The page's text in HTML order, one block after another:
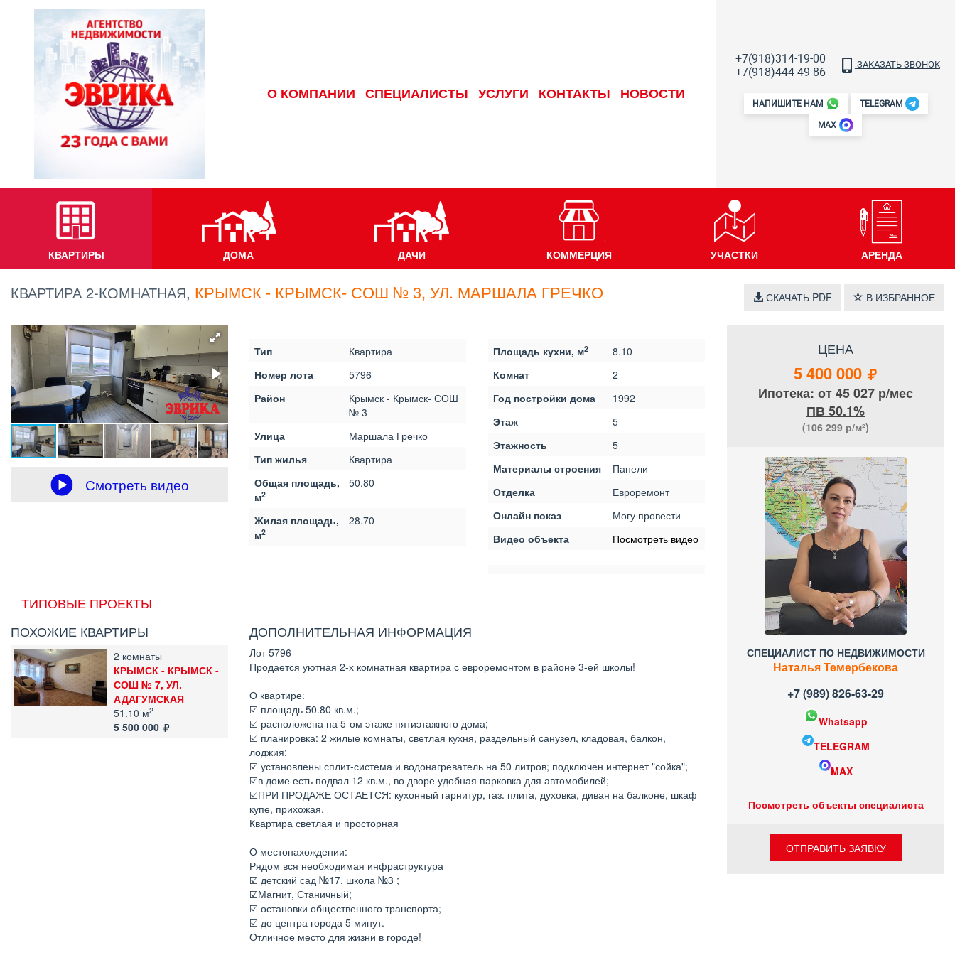
О КОМПАНИИ СПЕЦИАЛИСТЫ УСЛУГИ КОНТАКТЫ НОВОСТИ
+7(918)314-19-00
+7(918)444-49-86
ЗАКАЗАТЬ ЗВОНОК
НАПИШИТЕ НАМ TELEGRAM
MAX
КВАРТИРЫ ДОМА ДАЧИ КОММЕРЦИЯ УЧАСТКИ АРЕНДА
КВАРТИРА 2-КОМНАТНАЯ, КРЫМСК - КРЫМСК- СОШ № 3, УЛ. МАРШАЛА ГРЕЧКО СКАЧАТЬ PDF В ИЗБРАННОЕ
Смотреть видео
Тип
Квартира
Номер лота
5796
Район
Крымск - Крымск- СОШ
№ 3
Улица
Маршала Гречко
Тип жилья
Квартира
Общая площадь,
м2
50.80
Жилая площадь,
м2
28.70
Площадь кухни, м2
8.10
Комнат
2
Год постройки дома
1992
Этаж
5
Этажность
5
Материалы строения
Панели
Отделка
Евроремонт
Онлайн показ
Могу провести
Видео объекта
Посмотреть видео
ЦЕНА
5 400 000
Ипотека: от 45 027 р/мес
ПВ 50.1%
(106 299 р/м²)
СПЕЦИАЛИСТ ПО НЕДВИЖИМОСТИ
Наталья Темербекова
+7 (989) 826-63-29
Whatsapp
TELEGRAM
MAX
Посмотреть объекты специалиста
ОТПРАВИТЬ ЗАЯВКУ
ТИПОВЫЕ ПРОЕКТЫ
ДОПОЛНИТЕЛЬНАЯ ИНФОРМАЦИЯ
Лот 5796
Продается уютная 2-х комнатная квартира с евроремонтом в районе 3-ей школы!
О квартире:
☑️ площадь 50.80 кв.м.;
☑️ расположена на 5-ом этаже пятиэтажного дома;
☑️ планировка: 2 жилые комнаты, светлая кухня, раздельный санузел, кладовая, балкон,
лоджия;
☑️ установлены сплит-система и водонагреватель на 50 литров; подключен интернет "сойка";
☑️в доме есть подвал 12 кв.м., во дворе удобная парковка для автомобилей;
☑️ПРИ ПРОДАЖЕ ОСТАЕТСЯ: кухонный гарнитур, газ. плита, духовка, диван на балконе, шкаф
купе, прихожая.
Квартира светлая и просторная
О местонахождении:
Рядом вся необходимая инфраструктура
☑️ детский сад №17, школа №3 ;
☑️Магнит, Станичный;
☑️ остановки общественного транспорта;
☑️ до центра города 5 минут.
Отличное место для жизни в городе!
ПОХОЖИЕ КВАРТИРЫ
2 комнаты
КРЫМСК - КРЫМСК -
СОШ № 7, УЛ.
АДАГУМСКАЯ
51.10 м2
5 500 000